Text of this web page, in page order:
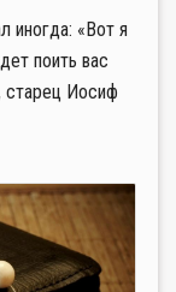
иногда: «Вот я
поить вас
старец Иосиф